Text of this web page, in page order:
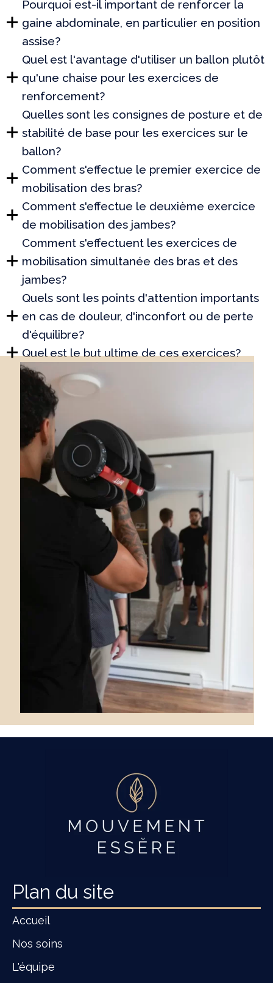
Pourquoi est-il important de renforcer la
gaine abdominale, en particulier en position
assise?
Quel est l'avantage d'utiliser un ballon plutôt
qu'une chaise pour les exercices de
renforcement?
Quelles sont les consignes de posture et de
stabilité de base pour les exercices sur le
ballon?
Comment s'effectue le premier exercice de
mobilisation des bras?
Comment s'effectue le deuxième exercice
de mobilisation des jambes?
Comment s'effectuent les exercices de
mobilisation simultanée des bras et des
jambes?
Quels sont les points d'attention importants
en cas de douleur, d'inconfort ou de perte
d'équilibre?
Quel est le but ultime de ces exercices?
Plan du site
Accueil
Nos soins
L'équipe